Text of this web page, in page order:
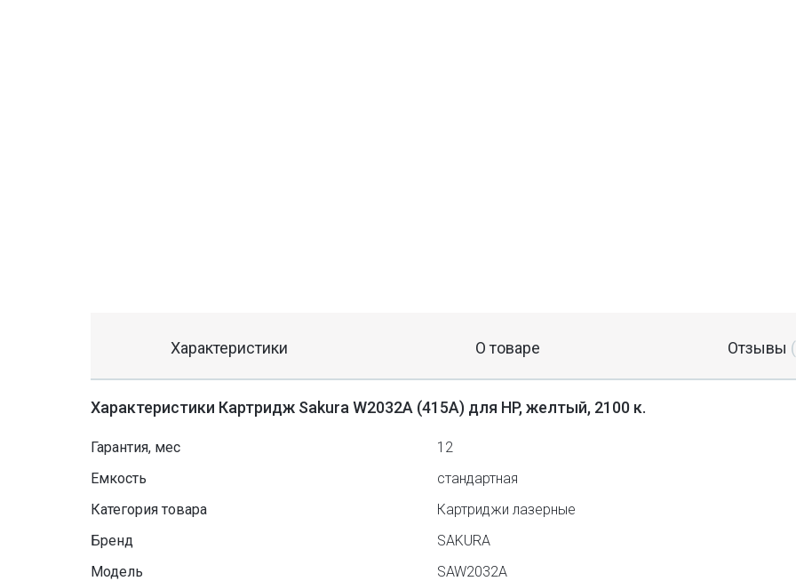
Характеристики О товаре Отзывы
Характеристики Картридж Sakura W2032A (415A) для HP, желтый, 2100 к.
Гарантия, мес
12
Емкость
стандартная
Категория товара
Картриджи лазерные
Бренд
SAKURA
Модель
SAW2032A